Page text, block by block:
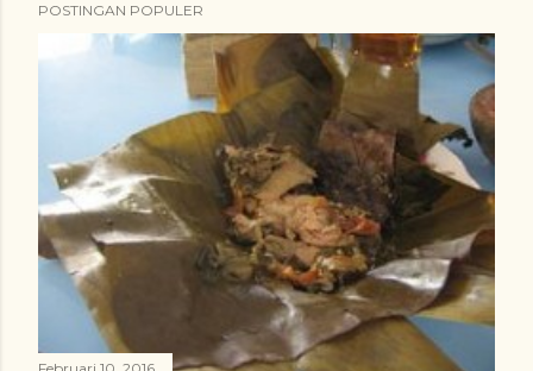
POSTINGAN POPULER